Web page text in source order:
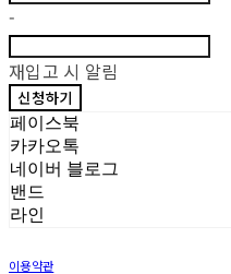
-
재입고 시 알림
신청하기
페이스북
카카오톡
네이버 블로그
밴드
라인
이용약관